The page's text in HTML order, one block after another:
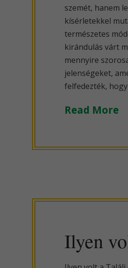
szemét, hanem
kísérletekkel
természetes
kirándulás várt
mennyire
jelenségeket,
felfedezték,
Read More
Ilyen